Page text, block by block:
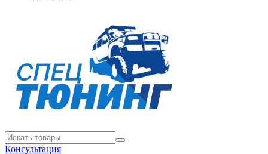
Консультация